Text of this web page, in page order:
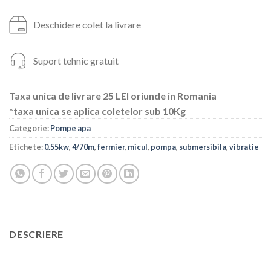
Deschidere colet la livrare
Suport tehnic gratuit
Taxa unica de livrare 25 LEI oriunde in Romania
*taxa unica se aplica coletelor sub 10Kg
Categorie:Pompe apa
Etichete:0.55kw,4/70m,fermier, micul, pompa, submersibila,vibratie
DESCRIERE